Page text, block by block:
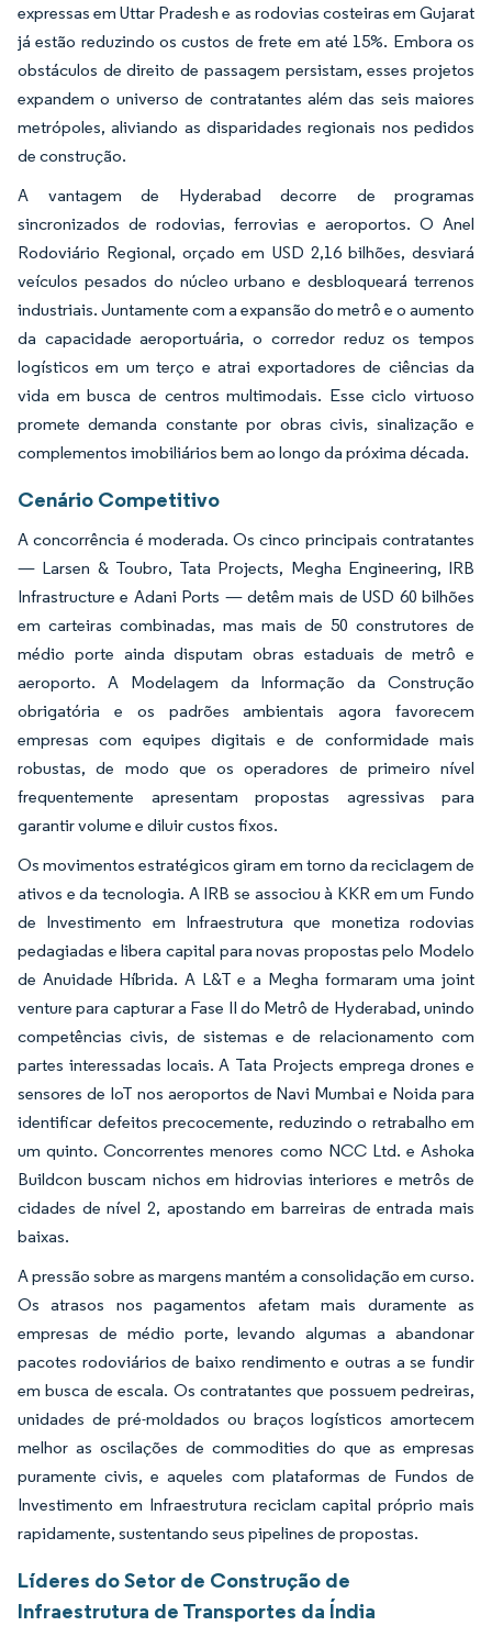
expressas em Uttar Pradesh e as rodovias costeiras em Gujarat
já estão reduzindo os custos de frete em até 15%. Embora os
obstáculos de direito de passagem persistam, esses projetos
expandem o universo de contratantes além das seis maiores
metrópoles, aliviando as disparidades regionais nos pedidos
de construção.
A vantagem de Hyderabad decorre de programas
sincronizados de rodovias, ferrovias e aeroportos. O Anel
Rodoviário Regional, orçado em USD 2,16 bilhões, desviará
veículos pesados do núcleo urbano e desbloqueará terrenos
industriais. Juntamente com a expansão do metrô e o aumento
da capacidade aeroportuária, o corredor reduz os tempos
logísticos em um terço e atrai exportadores de ciências da
vida em busca de centros multimodais. Esse ciclo virtuoso
promete demanda constante por obras civis, sinalização e
complementos imobiliários bem ao longo da próxima década.
Cenário Competitivo
A concorrência é moderada. Os cinco principais contratantes
— Larsen & Toubro, Tata Projects, Megha Engineering, IRB
Infrastructure e Adani Ports — detêm mais de USD 60 bilhões
em carteiras combinadas, mas mais de 50 construtores de
médio porte ainda disputam obras estaduais de metrô e
aeroporto. A Modelagem da Informação da Construção
obrigatória e os padrões ambientais agora favorecem
empresas com equipes digitais e de conformidade mais
robustas, de modo que os operadores de primeiro nível
frequentemente apresentam propostas agressivas para
garantir volume e diluir custos fixos.
Os movimentos estratégicos giram em torno da reciclagem de
ativos e da tecnologia. A IRB se associou à KKR em um Fundo
de Investimento em Infraestrutura que monetiza rodovias
pedagiadas e libera capital para novas propostas pelo Modelo
de Anuidade Híbrida. A L&T e a Megha formaram uma joint
venture para capturar a Fase II do Metrô de Hyderabad, unindo
competências civis, de sistemas e de relacionamento com
partes interessadas locais. A Tata Projects emprega drones e
sensores de IoT nos aeroportos de Navi Mumbai e Noida para
identificar defeitos precocemente, reduzindo o retrabalho em
um quinto. Concorrentes menores como NCC Ltd. e Ashoka
Buildcon buscam nichos em hidrovias interiores e metrôs de
cidades de nível 2, apostando em barreiras de entrada mais
baixas.
A pressão sobre as margens mantém a consolidação em curso.
Os atrasos nos pagamentos afetam mais duramente as
empresas de médio porte, levando algumas a abandonar
pacotes rodoviários de baixo rendimento e outras a se fundir
em busca de escala. Os contratantes que possuem pedreiras,
unidades de pré-moldados ou braços logísticos amortecem
melhor as oscilações de commodities do que as empresas
puramente civis, e aqueles com plataformas de Fundos de
Investimento em Infraestrutura reciclam capital próprio mais
rapidamente, sustentando seus pipelines de propostas.
Líderes do Setor de Construção de
Infraestrutura de Transportes da Índia